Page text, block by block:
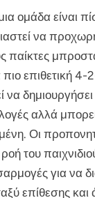
ομάδα είναι
να
παίκτες
πιο επιθετική
να
αλλά
Οι
του
για να
επίθεσης και